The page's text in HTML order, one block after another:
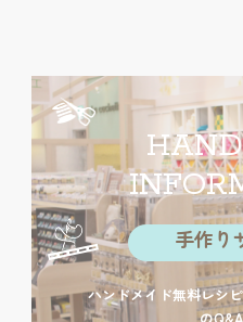
手作り
ハンドメイド無料レシ
の